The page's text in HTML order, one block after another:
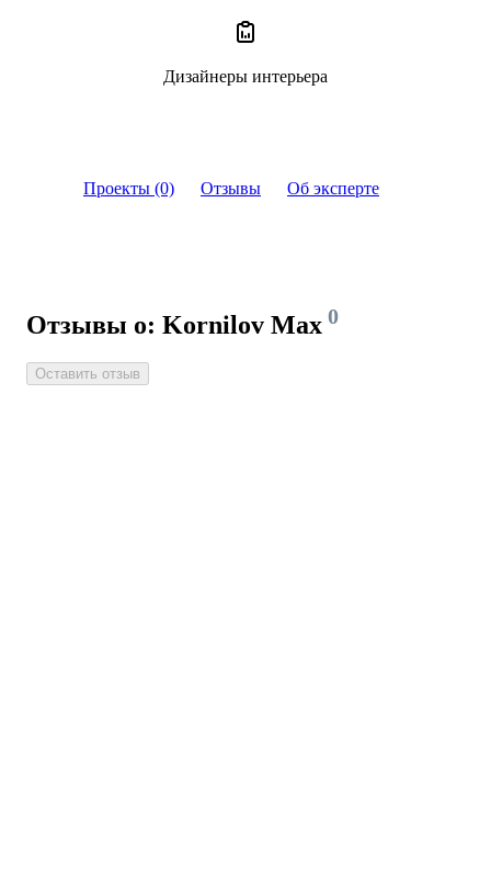
Проекты (0) Отзывы Об эксперте
Отзывы о: Kornilov Max 0
Оставить отзыв
Дизайнеры интерьера